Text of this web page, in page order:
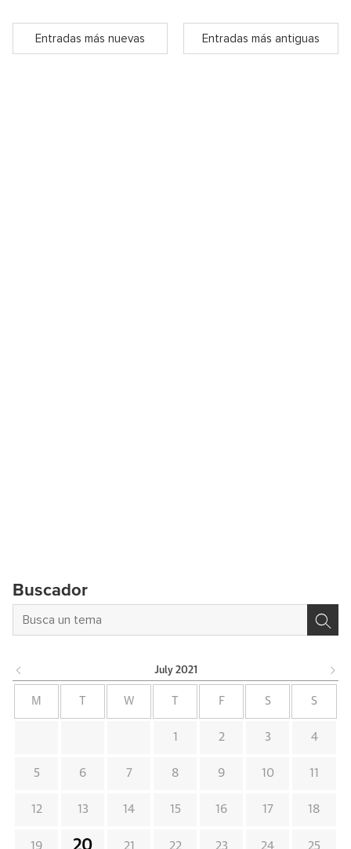
Entradas más nuevas Entradas más antiguas
Buscador
July 2021
M W F S S
1 2 3 4
5 6 7 8 9 10 11
12 13 14 15 16 17 18
19 20 21 22 23 24 25